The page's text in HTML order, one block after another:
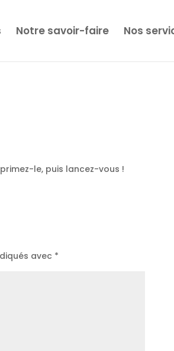
Notre savoir-faire Nos
le, puis lancez-vous !
avec *